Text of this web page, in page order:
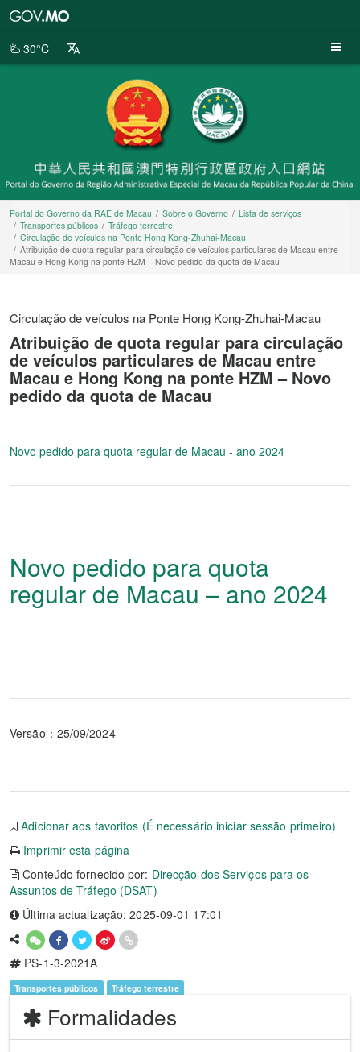
da
30°C
Portal do Governo da RAE de Macau Sobre o Governo
Lista de serviços
Transportes públicos
Tráfego terrestre
Circulação de veículos na Ponte Hong Kong-Zhuhai-Macau
Atribuição de quota regular para circulação de veículos particulares de Macau entre
Macau e Hong Kong na ponte HZM – Novo pedido da quota de Macau
Circulação de veículos na Ponte Hong Kong-Zhuhai-Macau
Atribuição de quota regular para circulação
de veículos particulares de Macau entre
Macau e Hong Kong na ponte HZM – Novo
pedido da quota de Macau
Novo pedido para quota regular de Macau - ano 2024
Novo pedido para quota
regular de Macau – ano 2024
Versão：25/09/2024
Adicionar aos favoritos (É necessário iniciar sessão primeiro)
Imprimir esta página
Conteúdo fornecido por: Direcção dos Serviços para os
Assuntos de Tráfego (DSAT)
Última actualização: 2025-09-01 17:01
PS-1-3-2021A
Transportes públicos Tráfego terrestre
Formalidades